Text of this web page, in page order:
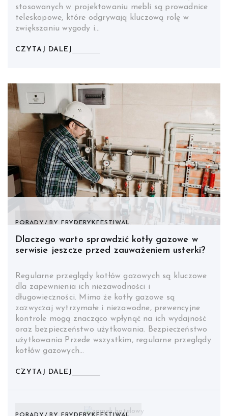
stosowanych w projektowaniu mebli są prowadnice
teleskopowe, które odgrywają kluczową rolę w
zwiększaniu wygody i…
CZYTAJ DALEJ
PORADY BY FRYDERYKFESTIWAL.
Dlaczego warto sprawdzić kotły gazowe w
serwisie jeszcze przed zauważeniem usterki?
Regularne przeglądy kotłów gazowych są kluczowe
dla zapewnienia ich niezawodności i
długowieczności. Mimo że kotły gazowe są
zazwyczaj wytrzymałe i niezawodne, prewencyjne
kontrole mogą znacząco wpłynąć na ich wydajność
oraz bezpieczeństwo użytkowania. Bezpieczeństwo
użytkowania Przede wszystkim, regularne przeglądy
kotłów gazowych…
CZYTAJ DALEJ